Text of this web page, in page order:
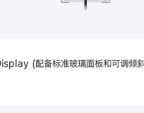
(配备标准玻璃面板和可调倾